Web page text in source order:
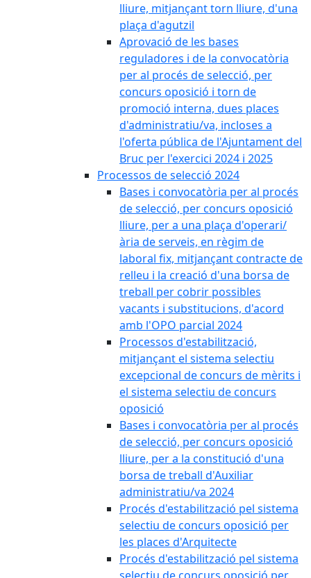
lliure, mitjançant torn lliure, d'una
plaça d'agutzil
Aprovació de les bases
reguladores i de la convocatòria
per al procés de selecció, per
concurs oposició i torn de
promoció interna, dues places
d'administratiu/va, incloses a
l'oferta pública de l'Ajuntament del
Bruc per l'exercici 2024 i 2025
Processos de selecció 2024
Bases i convocatòria per al procés
de selecció, per concurs oposició
lliure, per a una plaça d'operari/
ària de serveis, en règim de
laboral fix, mitjançant contracte de
relleu i la creació d'una borsa de
treball per cobrir possibles
vacants i substitucions, d'acord
amb l'OPO parcial 2024
Processos d'estabilització,
mitjançant el sistema selectiu
excepcional de concurs de mèrits i
el sistema selectiu de concurs
oposició
Bases i convocatòria per al procés
de selecció, per concurs oposició
lliure, per a la constitució d'una
borsa de treball d'Auxiliar
administratiu/va 2024
Procés d'estabilització pel sistema
selectiu de concurs oposició per
les places d'Arquitecte
Procés d'estabilització pel sistema